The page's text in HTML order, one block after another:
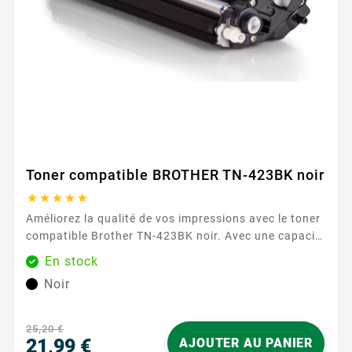
Toner compatible BROTHER TN-423BK noir
    
Améliorez la qualité de vos impressions avec le toner
compatible Brother TN-423BK noir. Avec une capacité
d'impression de 4500 pages, ce toner assure des
performances fiables et durables. Caractéristiques
principales : Couleur : Noir Capacité d'impression :
En stock
Noir
25,20 €
21,99 € AJOUTER AU PANIER